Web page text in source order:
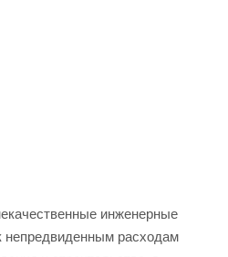
инженерные
непредвиденным расходам